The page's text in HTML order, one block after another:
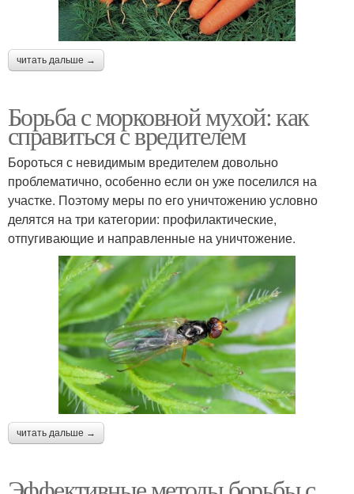
читать дальше →
Борьба с морковной мухой: как
справиться с вредителем
Бороться с невидимым вредителем довольно
проблематично, особенно если он уже поселился на
участке. Поэтому меры по его уничтожению условно
делятся на три категории: профилактические,
отпугивающие и направленные на уничтожение.
читать дальше →